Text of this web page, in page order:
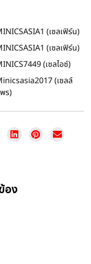
(เซลเฟิร์น)
(เซลเฟิร์น)
(เซลไอซ์)
(เซลล์
ร)
อง